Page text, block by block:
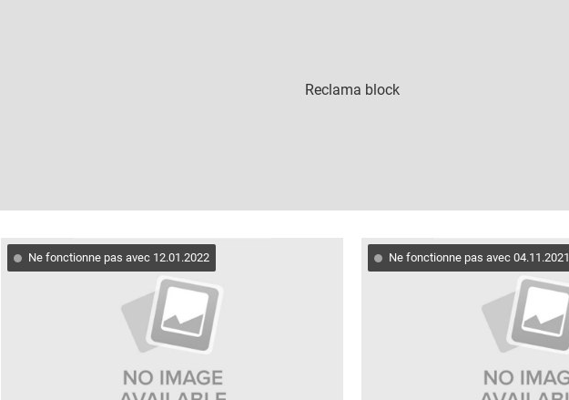
Ne fonctionne pas avec 12.01.2022 Ne fonctionne pas avec 04.11.2021